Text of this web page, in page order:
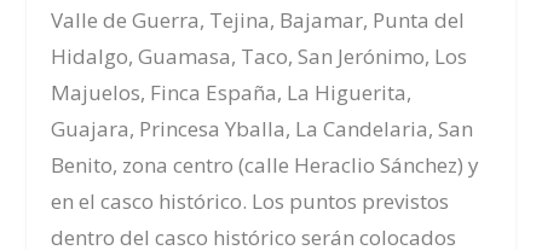
Valle de Guerra, Tejina, Bajamar, Punta del
Hidalgo, Guamasa, Taco, San Jerónimo, Los
Majuelos, Finca España, La Higuerita,
Guajara, Princesa Yballa, La Candelaria, San
Benito, zona centro (calle Heraclio Sánchez) y
en el casco histórico. Los puntos previstos
dentro del casco histórico serán colocados